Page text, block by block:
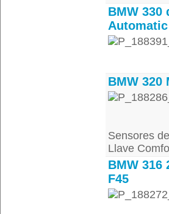
BMW 330
Automatic
BMW 320
Sensores
Llave
BMW 316
F45